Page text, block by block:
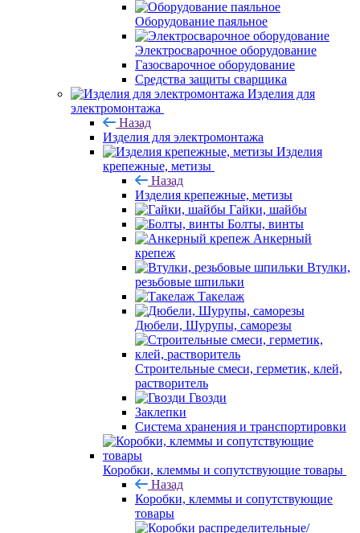
Оборудование паяльное
Электросварочное оборудование
Газосварочное оборудование
Средства защиты сварщика
Изделия для
электромонтажа
Назад
Изделия для электромонтажа
Изделия
крепежные, метизы
Назад
Изделия крепежные, метизы
Гайки, шайбы
Болты, винты
Анкерный
крепеж
Втулки,
резьбовые шпильки
Такелаж
Дюбели, Шурупы, саморезы
Строительные смеси, герметик, клей,
растворитель
Гвозди
Заклепки
Система хранения и транспортировки
Коробки, клеммы и сопутствующие товары
Назад
Коробки, клеммы и сопутствующие
товары